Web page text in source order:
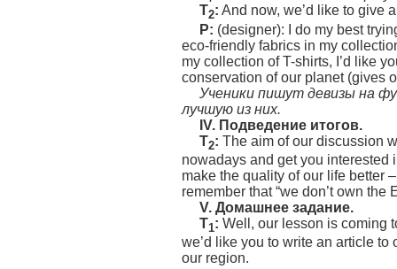
T2: And now, we’d like to give
P: (designer): I do my best
eco-friendly fabrics in my
my collection of T-shirts, I’d like
conservation of our planet (gives
Ученики пишут девизы на
лучшую из них.
IV. Подведение итогов.
T2: The aim of our discussion
nowadays and get you interested
make the quality of our life better
remember that “we don’t own
V. Домашнее задание.
T1: Well, our lesson is coming
we’d like you to write an article
our region.